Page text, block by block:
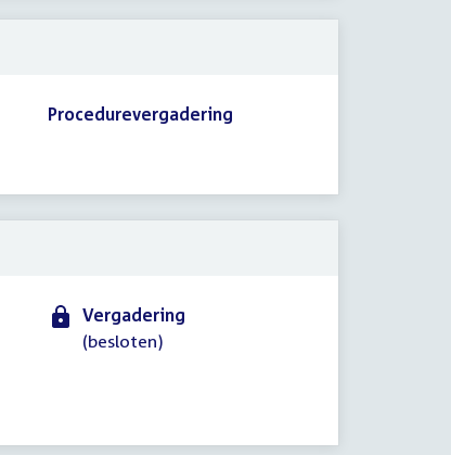
Procedurevergadering
Vergadering
(besloten)